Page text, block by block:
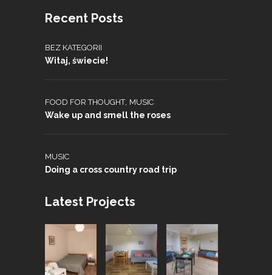
Recent Posts
BEZ KATEGORII
Witaj, świecie!
FOOD FOR THOUGHT, MUSIC
Wake up and smell the roses
MUSIC
Doing a cross country road trip
Latest Projects